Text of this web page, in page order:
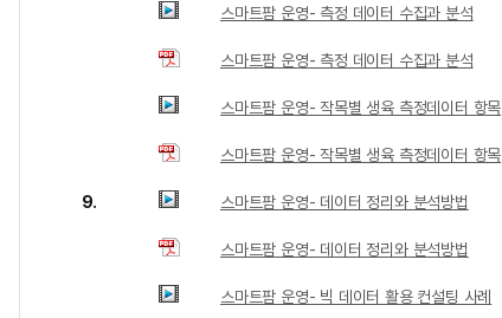
스마트팜 운영- 측정 데이터 수집과 분석
스마트팜 운영- 측정 데이터 수집과 분석
스마트팜 운영- 작목별 생육 측정데이터 항목
스마트팜 운영- 작목별 생육 측정데이터 항목
9. 스마트팜 운영- 데이터 정리와 분석방법
스마트팜 운영- 데이터 정리와 분석방법
스마트팜 운영- 빅 데이터 활용 컨설팅 사례